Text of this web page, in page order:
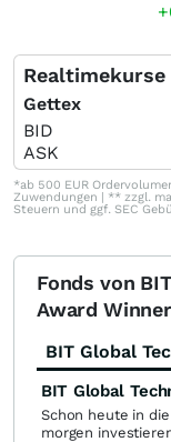
Realtimekurse
Gettex
BID
ASK
*ab 500 EUR
Zuwendungen | ** zzgl.
Steuern und ggf. SEC
Fonds von
Award
BIT Global
BIT Global
Schon heute in
morgen